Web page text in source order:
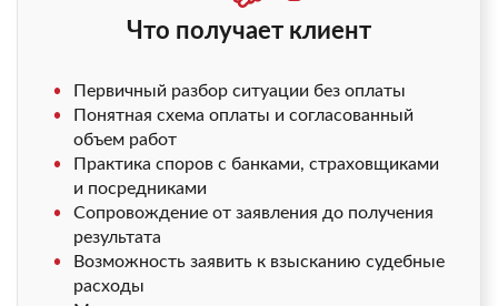
Что получает клиент
Первичный разбор ситуации без оплаты
Понятная схема оплаты и согласованный
объем работ
Практика споров с банками, страховщиками
и посредниками
Сопровождение от заявления до получения
результата
Возможность заявить к взысканию судебные
расходы